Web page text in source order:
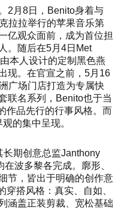
2月8日，Benito身着与
拉拉举行的苹果音乐第
亿观众面前，成为首位担
。随后在5月4日Met
本人设计的定制黑色燕
现。在官宣之前，5月16
广场门店打造为专属快
联名系列，Benito也于当
作品先行的行事风格。而
的集中呈现。
期创意总监Janthony
波多黎各完成。廓形、
节，皆出于明确的创作意
搭风格：真实、自如、
涵盖正装剪裁、宽松基础